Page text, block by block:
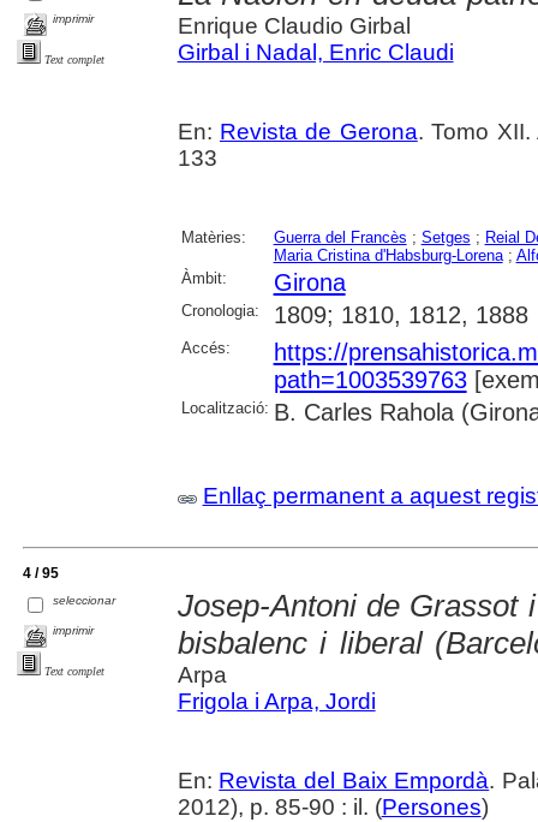
imprimir
Text complet
Enrique Claudio Girbal
Girbal i Nadal, Enric Claudi
En: Revista de Gerona. Tomo
133
Matèries: Guerra del Francès ; Setges ; Reial
Maria Cristina d'Habsburg-Lorena;
Àmbit:
Girona
Cronologia: 1809; 1810, 1812, 1888
Accés:
https://
path=1003539763
Localització: B. Carles Rahola
Enllaç permanent a aquest
4 / 95
seleccionar
imprimir
Text complet
Josep-Antoni de Grassot
bisbalenc i liberal
Arpa
Frigola i Arpa, Jordi
En: Revista del Baix Empordà.
2012), p. 85-90 : il. (Persones)